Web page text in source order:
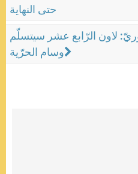
حتى النهاية
لاون الرّابع عشر سيتسلّم
وسام الحرّية